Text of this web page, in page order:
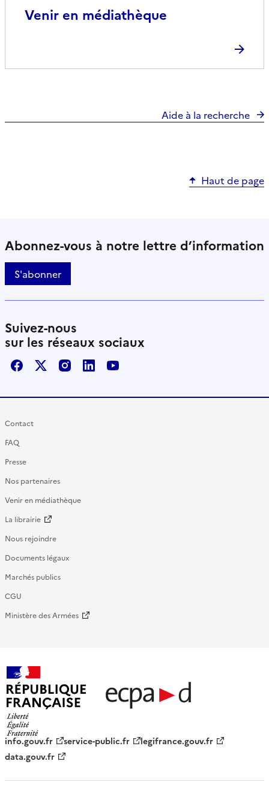
Venir en médiathèque
Aide à la recherche
Haut de page
Abonnez-vous à notre lettre d’information
S'abonner
Suivez-nous
sur les réseaux sociaux
FacebookX / TwitterInstagram
LinkedInYoutube
Contact
FAQ
Presse
Nos partenaires
Venir en médiathèque
La librairie
Nous rejoindre
Documents légaux
Marchés publics
CGU
Ministère des Armées
française - ECPAD
info.gouv.fr service-public.fr
legifrance.gouv.fr
data.gouv.fr